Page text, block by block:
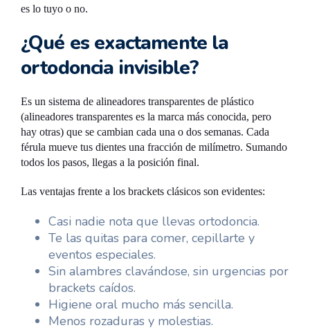
es lo tuyo o no.
¿Qué es exactamente la
ortodoncia invisible?
Es un sistema de alineadores transparentes de plástico
(alineadores transparentes es la marca más conocida, pero
hay otras) que se cambian cada una o dos semanas. Cada
férula mueve tus dientes una fracción de milímetro. Sumando
todos los pasos, llegas a la posición final.
Las ventajas frente a los brackets clásicos son evidentes:
Casi nadie nota que llevas ortodoncia.
Te las quitas para comer, cepillarte y
eventos especiales.
Sin alambres clavándose, sin urgencias por
brackets caídos.
Higiene oral mucho más sencilla.
Menos rozaduras y molestias.